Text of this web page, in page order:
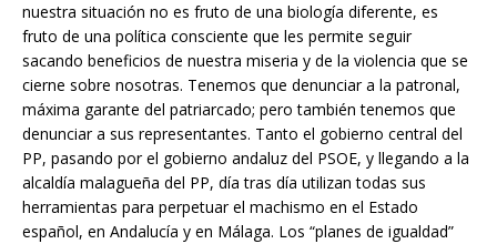
nuestra situación no es fruto de una biología diferente, es
fruto de una política consciente que les permite seguir
sacando beneficios de nuestra miseria y de la violencia que se
cierne sobre nosotras. Tenemos que denunciar a la patronal,
máxima garante del patriarcado; pero también tenemos que
denunciar a sus representantes. Tanto el gobierno central del
PP, pasando por el gobierno andaluz del PSOE, y llegando a la
alcaldía malagueña del PP, día tras día utilizan todas sus
herramientas para perpetuar el machismo en el Estado
español, en Andalucía y en Málaga. Los “planes de igualdad”